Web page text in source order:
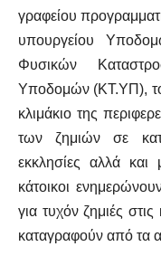
γραφείου
υπουργείου
Φυσικών
Υποδομών (ΚΤ.ΥΠ), το
κλιμάκιο της
των ζημιών σε
εκκλησίες αλλά και
κάτοικοι
για τυχόν ζημιές
καταγραφούν από τα